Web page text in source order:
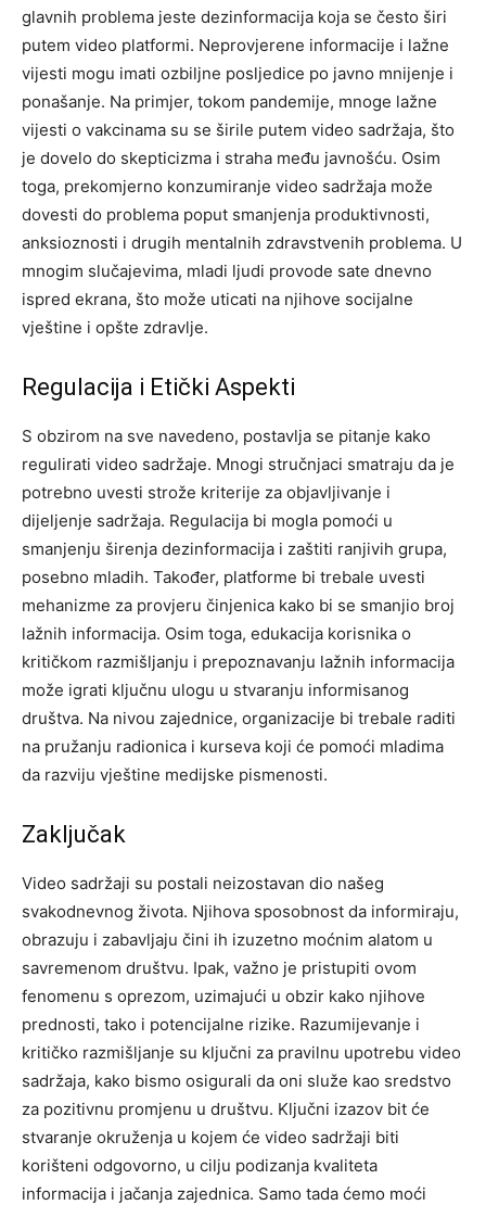
glavnih problema jeste dezinformacija koja se često širi
putem video platformi. Neprovjerene informacije i lažne
vijesti mogu imati ozbiljne posljedice po javno mnijenje i
ponašanje. Na primjer, tokom pandemije, mnoge lažne
vijesti o vakcinama su se širile putem video sadržaja, što
je dovelo do skepticizma i straha među javnošću. Osim
toga, prekomjerno konzumiranje video sadržaja može
dovesti do problema poput smanjenja produktivnosti,
anksioznosti i drugih mentalnih zdravstvenih problema. U
mnogim slučajevima, mladi ljudi provode sate dnevno
ispred ekrana, što može uticati na njihove socijalne
vještine i opšte zdravlje.
Regulacija i Etički Aspekti
S obzirom na sve navedeno, postavlja se pitanje kako
regulirati video sadržaje. Mnogi stručnjaci smatraju da je
potrebno uvesti strože kriterije za objavljivanje i
dijeljenje sadržaja. Regulacija bi mogla pomoći u
smanjenju širenja dezinformacija i zaštiti ranjivih grupa,
posebno mladih. Također, platforme bi trebale uvesti
mehanizme za provjeru činjenica kako bi se smanjio broj
lažnih informacija. Osim toga, edukacija korisnika o
kritičkom razmišljanju i prepoznavanju lažnih informacija
može igrati ključnu ulogu u stvaranju informisanog
društva. Na nivou zajednice, organizacije bi trebale raditi
na pružanju radionica i kurseva koji će pomoći mladima
da razviju vještine medijske pismenosti.
Zaključak
Video sadržaji su postali neizostavan dio našeg
svakodnevnog života. Njihova sposobnost da informiraju,
obrazuju i zabavljaju čini ih izuzetno moćnim alatom u
savremenom društvu. Ipak, važno je pristupiti ovom
fenomenu s oprezom, uzimajući u obzir kako njihove
prednosti, tako i potencijalne rizike. Razumijevanje i
kritičko razmišljanje su ključni za pravilnu upotrebu video
sadržaja, kako bismo osigurali da oni služe kao sredstvo
za pozitivnu promjenu u društvu. Ključni izazov bit će
stvaranje okruženja u kojem će video sadržaji biti
korišteni odgovorno, u cilju podizanja kvaliteta
informacija i jačanja zajednica. Samo tada ćemo moći